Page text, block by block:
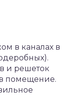
в каналах в
и решеток
помещение.